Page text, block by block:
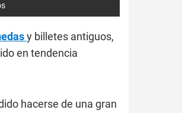
y billetes antiguos,
en tendencia
hacerse de una gran